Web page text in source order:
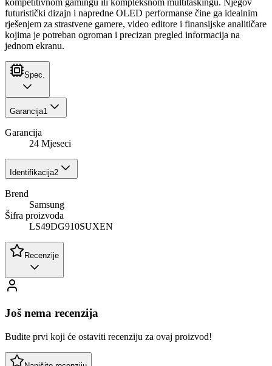
kompetitivnom gamingu ili kompleksnom multitaskingu. Njegov
futuristički dizajn i napredne OLED performanse čine ga idealnim
rješenjem za strastvene gamere, video editore i finansijske analitičare
kojima je potreban ogroman i precizan pregled informacija na
jednom ekranu.
Spec.
Garancija1
Garancija
24 Mjeseci
Identifikacija2
Brend
Samsung
Šifra proizvoda
LS49DG910SUXEN
Recenzije
Još nema recenzija
Budite prvi koji će ostaviti recenziju za ovaj proizvod!